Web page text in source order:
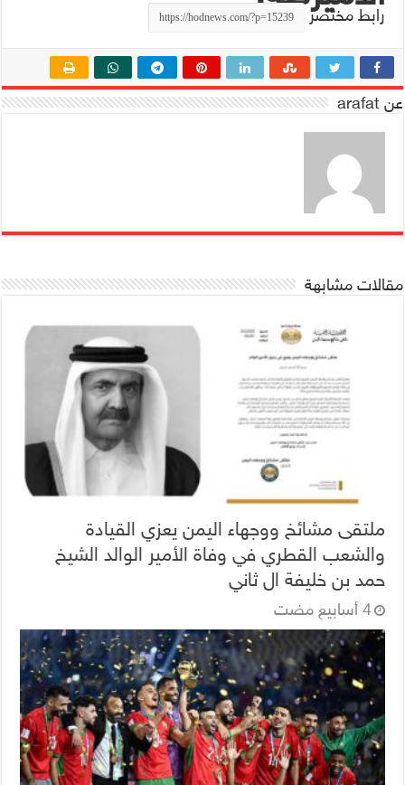
رابط مختصر
عن arafat
مقالات مشابهة
ملتقى مشائخ ووجهاء اليمن يعزي القيادة
والشعب القطري في وفاة الأمير الوالد الشيخ
حمد بن خليفة ال ثاني
‏4 أسابيع مضت